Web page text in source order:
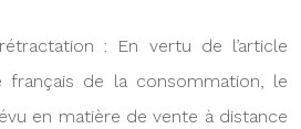
: En vertu de l’article
français de la consommation, le
en matière de vente à distance